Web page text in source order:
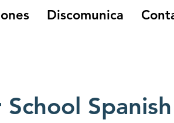
Discomunica
Spanish